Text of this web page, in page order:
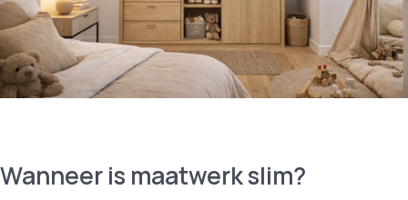
Wanneer is maatwerk slim?